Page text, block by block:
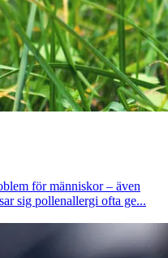
för människor – även
sig pollenallergi ofta ge...